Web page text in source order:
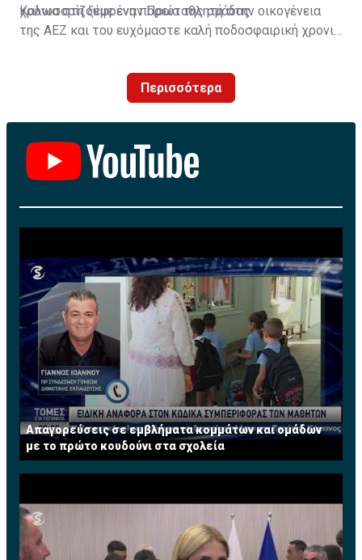
χρόνια στη ξέφρενη πορεία της ομάδας.
Καλωσορίζουμε έναν Πρωταθλητή στην οικογένεια
της ΑΕΖ και του ευχόμαστε καλή ποδοσφαιρική χρονιά
Περισσότερα
Απαγορεύσεις σε εμβλήματα κομμάτων και ομάδων
με το πρώτο κουδούνι στα σχολεία